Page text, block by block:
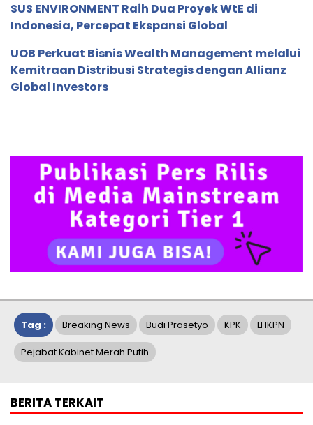
SUS ENVIRONMENT Raih Dua Proyek WtE di
Indonesia, Percepat Ekspansi Global
UOB Perkuat Bisnis Wealth Management melalui
Kemitraan Distribusi Strategis dengan Allianz
Global Investors
Tag : Breaking News Budi Prasetyo KPK LHKPN
Pejabat Kabinet Merah Putih
BERITA TERKAIT